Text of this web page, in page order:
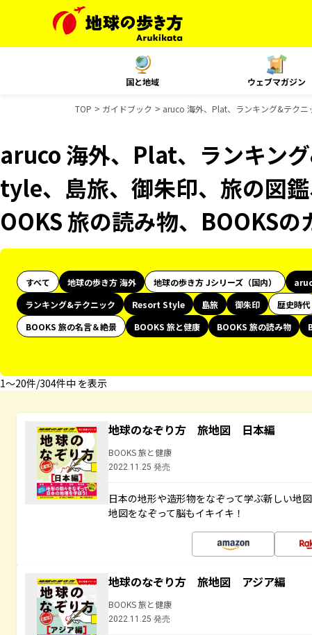
国と地域 ウェブマガジン
TOP ガイドブック aruco 海外、Plat、ランキング&テクニ
aruco 海外、Plat、ランキン
tyle、島旅、御朱印、旅の図
OOKS 旅の読み物、BOOKS
すべて 地球の歩き方 海外 地球の歩き方 Jシリーズ（国内）
ランキング&テクニック
Resort Style 島旅 御朱印 歴史時代
BOOKS 旅の名言＆絶景
BOOKS 旅と健康 BOOKS 旅の読み物
1〜20件/304件中 を表示
地球のなぞり方 旅地図 日本編
BOOKS 旅と健康
2022.11.25 発売
日本の地形や造形物をなぞって学ぶ新しい地
地図をなぞって脳もイキイキ！
地球のなぞり方 旅地図 アジア編
BOOKS 旅と健康
2022.11.25 発売